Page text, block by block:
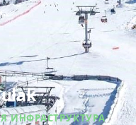
ИНФРАСТРУКТУРА